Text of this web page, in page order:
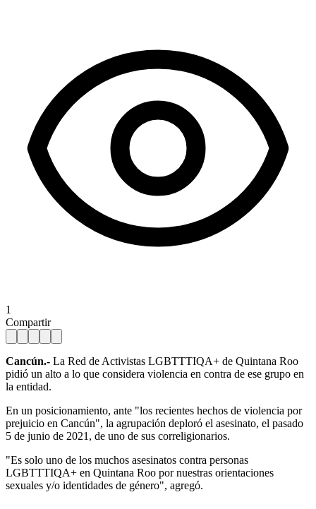
1
Compartir
Cancún.- La Red de Activistas LGBTTTIQA+ de Quintana Roo
pidió un alto a lo que considera violencia en contra de ese grupo en
la entidad.
En un posicionamiento, ante "los recientes hechos de violencia por
prejuicio en Cancún", la agrupación deploró el asesinato, el pasado
5 de junio de 2021, de uno de sus correligionarios.
"Es solo uno de los muchos asesinatos contra personas
LGBTTTIQA+ en Quintana Roo por nuestras orientaciones
sexuales y/o identidades de género", agregó.